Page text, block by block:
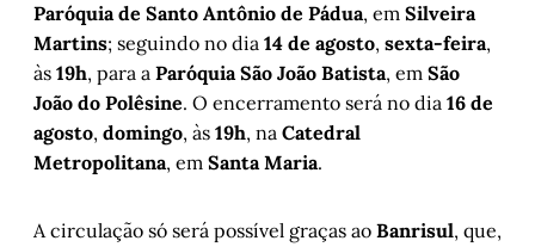
Paróquia de Santo Antônio de Pádua, em Silveira
Martins; seguindo no dia 14 de agosto, sexta-feira,
às 19h, para a Paróquia São João Batista, em São
João do Polêsine. O encerramento será no dia 16 de
agosto, domingo, às 19h, na Catedral
Metropolitana, em Santa Maria.
A circulação só será possível graças ao Banrisul, que,